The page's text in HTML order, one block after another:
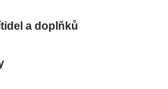
a doplňků